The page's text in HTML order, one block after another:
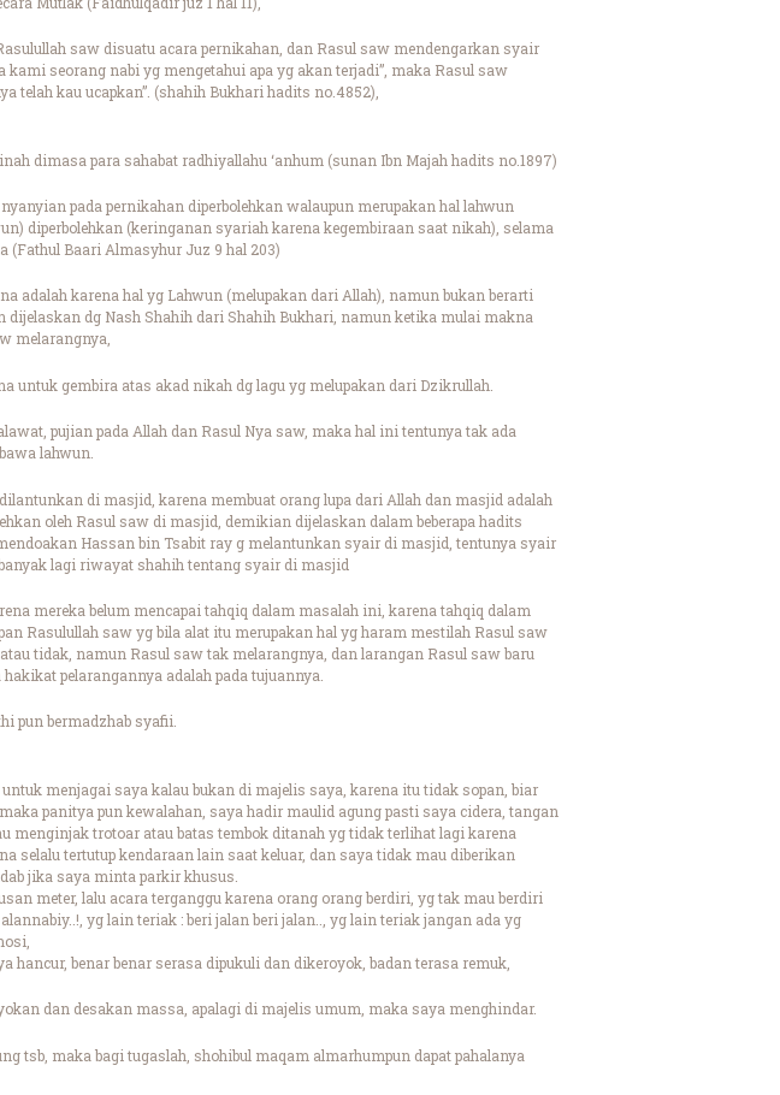
saw disuatu acara pernikahan, dan Rasul saw mendengarkan syair
kami seorang nabi yg mengetahui apa yg akan terjadi”, maka Rasul saw
telah kau ucapkan”. (shahih Bukhari hadits no.4852),
dimasa para sahabat radhiyallahu ‘anhum (sunan Ibn Majah hadits no.1897)
pada pernikahan diperbolehkan walaupun merupakan hal lahwun
diperbolehkan (keringanan syariah karena kegembiraan saat nikah), selama
(Fathul Baari Almasyhur Juz 9 hal 203)
adalah karena hal yg Lahwun (melupakan dari Allah), namun bukan berarti
dijelaskan dg Nash Shahih dari Shahih Bukhari, namun ketika mulai makna
melarangnya,
untuk gembira atas akad nikah dg lagu yg melupakan dari Dzikrullah.
pujian pada Allah dan Rasul Nya saw, maka hal ini tentunya tak ada
lahwun.
di masjid, karena membuat orang lupa dari Allah dan masjid adalah
oleh Rasul saw di masjid, demikian dijelaskan dalam beberapa hadits
Hassan bin Tsabit ray g melantunkan syair di masjid, tentunya syair
lagi riwayat shahih tentang syair di masjid
mereka belum mencapai tahqiq dalam masalah ini, karena tahqiq dalam
Rasulullah saw yg bila alat itu merupakan hal yg haram mestilah Rasul saw
tidak, namun Rasul saw tak melarangnya, dan larangan Rasul saw baru
pelarangannya adalah pada tujuannya.
pun bermadzhab syafii.
menjagai saya kalau bukan di majelis saya, karena itu tidak sopan, biar
panitya pun kewalahan, saya hadir maulid agung pasti saya cidera, tangan
menginjak trotoar atau batas tembok ditanah yg tidak terlihat lagi karena
selalu tertutup kendaraan lain saat keluar, dan saya tidak mau diberikan
jika saya minta parkir khusus.
meter, lalu acara terganggu karena orang orang berdiri, yg tak mau berdiri
yg lain teriak : beri jalan beri jalan.., yg lain teriak jangan ada yg
hancur, benar benar serasa dipukuli dan dikeroyok, badan terasa remuk,
dan desakan massa, apalagi di majelis umum, maka saya menghindar.
tsb, maka bagi tugaslah, shohibul maqam almarhumpun dapat pahalanya